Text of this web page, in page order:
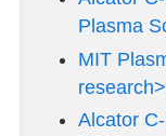
Plasma
MIT
Alcator